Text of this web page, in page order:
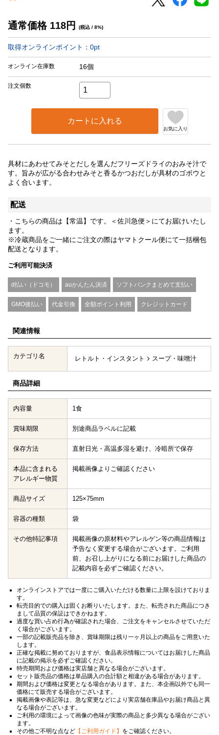
通常価格 118円 (税込 / 8%)
取得オンラインポイント： 0pt
オンライン在庫数 16個
注文個数
カートに入れる
お気に入り
具材にあわせてみそとだしを選んだフリーズドライのおみそ汁で
す。旨みが広がる合わせみそと香るかつおだしが具材のゴボウと
よく合います。
配送
・こちらの商品は【常温】です。＜佐川急便＞にてお届けいたし
ます。
※冷蔵商品をご一緒にご注文の際はヤマトクール便にて一括梱包
配送となります。
ご利用可能決済
d払い（ドコモ） auかんたん決済 ソフトバンクまとめて支払い
GMO後払い 代金引換 全額ポイント利用 クレジットカード
関連情報
カテゴリ名 レトルト・インスタント スープ・味噌汁
商品詳細
内容量 1食
賞味期限 別途商品ラベルに記載
保存方法 直射日光・高温多湿を避け、冷暗所で保存
本品に含まれる
アレルギー物質
掲載画像よりご確認ください
商品サイズ 125×75mm
容器の種類 袋
その他特記事項
掲載画像の原材料やアレルゲン等の商品情報は
予告なく変更する場合がございます。ご利用
前、お召し上がりになる前にお届けした商品の
記載内容を必ずご確認ください。
オンラインストアでは一度にご購入いただける数量に上限を設けておりま
す。
転売目的での購入は固くお断りいたします。また、転売された商品につき
まして品質の保証はできかねます。
過度な買い占め行為が確認された場合、ご注文をキャンセルさせていただ
く場合がございます。
一部の記載販売品を除き、賞味期限は残り一ヶ月以上の商品をご用意いた
します。
正確な掲載に努めておりますが、食品表示情報についてはお届けした商品
に記載の掲示を必ずご確認ください。
特売期間および価格は実店舗と異なる場合がございます。
セット販売品の価格は単品購入の合計額と相違がある場合があります。
期間および価格は変更となる場合があります。また、本企画以外でも同一
価格にて販売する場合がございます。
掲載画像や表記等は、急な変更などにより実店舗在庫品やお届け商品と異
なる場合がございます。
ご利用の環境によって画像の色味が実際の商品と多少異なる場合がござい
ます。
その他ご不明な点など 【ご利用ガイド】 をご確認ください。